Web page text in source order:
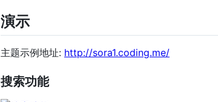
演示
主题示例地址: http://sora1.coding.me/
搜索功能